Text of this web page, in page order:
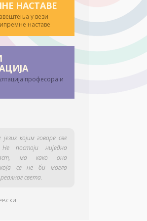
НАСТАВЕ
у вези
наставе
професора и
којим говоре све
постоји ниједна
ма како она
се не би могла
света.